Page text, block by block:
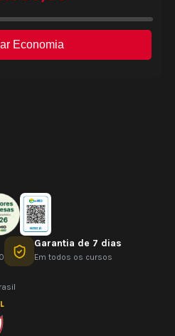
Garantia de 7 dias
Em todos os cursos